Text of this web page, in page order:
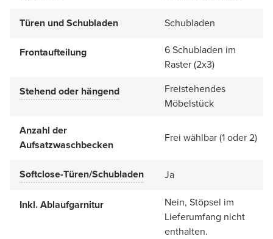
Türen und Schubladen Schubladen
Frontaufteilung
6 Schubladen im
Raster (2x3)
Stehend oder hängend
Freistehendes
Möbelstück
Anzahl der
Aufsatzwaschbecken
Frei wählbar (1 oder 2)
Softclose-Türen/Schubladen Ja
Inkl. Ablaufgarnitur
Nein, Stöpsel im
Lieferumfang nicht
enthalten.